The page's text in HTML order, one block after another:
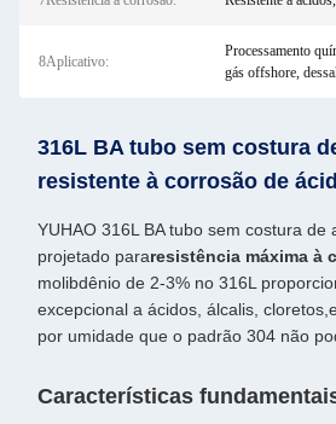
8Aplicativo:
Processamento
gás offshore,
316L BA tubo sem costura
resistente à corrosão de
YUHAO 316L BA tubo sem costura de
projetado pararesistência máxima à
molibdênio de 2-3% no 316L
excepcional a ácidos, álcalis,
por umidade que o padrão 304 não
Características